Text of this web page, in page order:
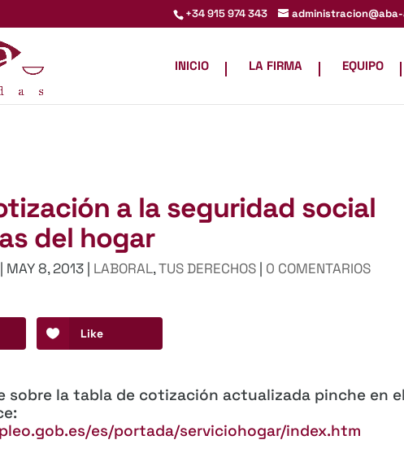
+34 915 974 343
INICIO LA FIRMA EQUIPO
a la seguridad social
del hogar
| MAY 8, 2013 | LABORAL,TUS DERECHOS | 0 COMENTARIOS
Like
sobre la tabla de cotización actualizada pinche en el
es/portada/serviciohogar/index.htm